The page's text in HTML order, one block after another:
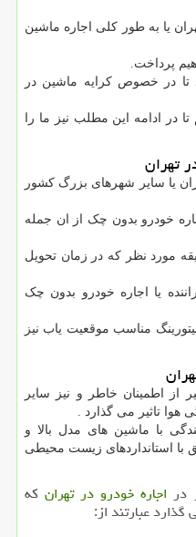
یا به طور کلی اجاره ماشین
پرداخت.
تا در خصوص کرایه ماشین در
در ادامه این مطلب نیز ما را
تهران
یا سایر شهرهای بزرگ کشور
خودرو بدون چک از ان جمله
مورد نظر که در زمان تحویل
یا اجاره خودرو بدون چک
مناسب موقعیت یاب نیز
از اطمینان خاطر و نیز سایر
هوا تاثیر می گذارد .
با ماشین های مدل بالا و
با استانداردهای زیست محیطی
در اجاره خودرو در تهرانکه
گذارد عبارتند از: